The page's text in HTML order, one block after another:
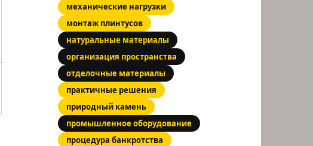
Универсальное
применение
механические нагрузки
монтаж плинтусов
натуральные материалы
организация пространства
отделочные материалы
практичные решения
природный камень
промышленное оборудование
процедура банкротства